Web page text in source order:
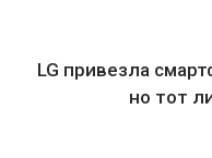
LG привезла
но тот